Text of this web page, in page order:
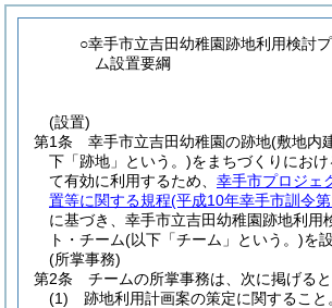
○幸手市立吉田幼稚園跡地利用検討
ム設置要綱
(設置)
第1条
幸手市立吉田幼稚園の跡地(敷地内
下「跡地」という。)をまちづくりにお
て有効に利用するため、 幸手市プロジェ
置等に関する規程(平成10年幸手市訓令
に基づき、幸手市立吉田幼稚園跡地利用
ト・チーム(以下「チーム」という。)を
(所掌事務)
第2条
チームの所掌事務は、次に掲げると
(1)
跡地利用計画案の策定に関すること